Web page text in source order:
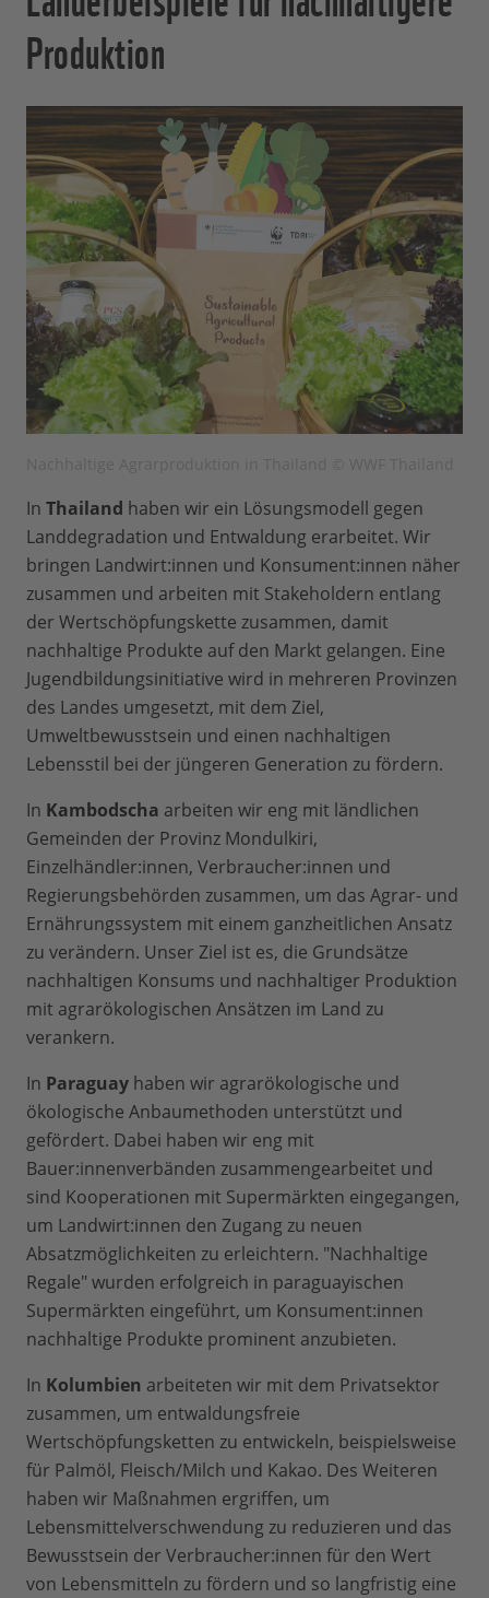
Produktion
In Thailand haben wir ein Lösungsmodell gegen
Landdegradation und Entwaldung erarbeitet. Wir
bringen Landwirt:innen und Konsument:innen näher
zusammen und arbeiten mit Stakeholdern entlang
der Wertschöpfungskette zusammen, damit
nachhaltige Produkte auf den Markt gelangen. Eine
Jugendbildungsinitiative wird in mehreren Provinzen
des Landes umgesetzt, mit dem Ziel,
Umweltbewusstsein und einen nachhaltigen
Lebensstil bei der jüngeren Generation zu fördern.
In Kambodscha arbeiten wir eng mit ländlichen
Gemeinden der Provinz Mondulkiri,
Einzelhändler:innen, Verbraucher:innen und
Regierungsbehörden zusammen, um das Agrar- und
Ernährungssystem mit einem ganzheitlichen Ansatz
zu verändern. Unser Ziel ist es, die Grundsätze
nachhaltigen Konsums und nachhaltiger Produktion
mit agrarökologischen Ansätzen im Land zu
verankern.
In Paraguay haben wir agrarökologische und
ökologische Anbaumethoden unterstützt und
gefördert. Dabei haben wir eng mit
Bauer:innenverbänden zusammengearbeitet und
sind Kooperationen mit Supermärkten eingegangen,
um Landwirt:innen den Zugang zu neuen
Absatzmöglichkeiten zu erleichtern. "Nachhaltige
Regale" wurden erfolgreich in paraguayischen
Supermärkten eingeführt, um Konsument:innen
nachhaltige Produkte prominent anzubieten.
In Kolumbien arbeiteten wir mit dem Privatsektor
zusammen, um entwaldungsfreie
Wertschöpfungsketten zu entwickeln, beispielsweise
für Palmöl, Fleisch/Milch und Kakao. Des Weiteren
haben wir Maßnahmen ergriffen, um
Lebensmittelverschwendung zu reduzieren und das
Bewusstsein der Verbraucher:innen für den Wert
von Lebensmitteln zu fördern und so langfristig eine